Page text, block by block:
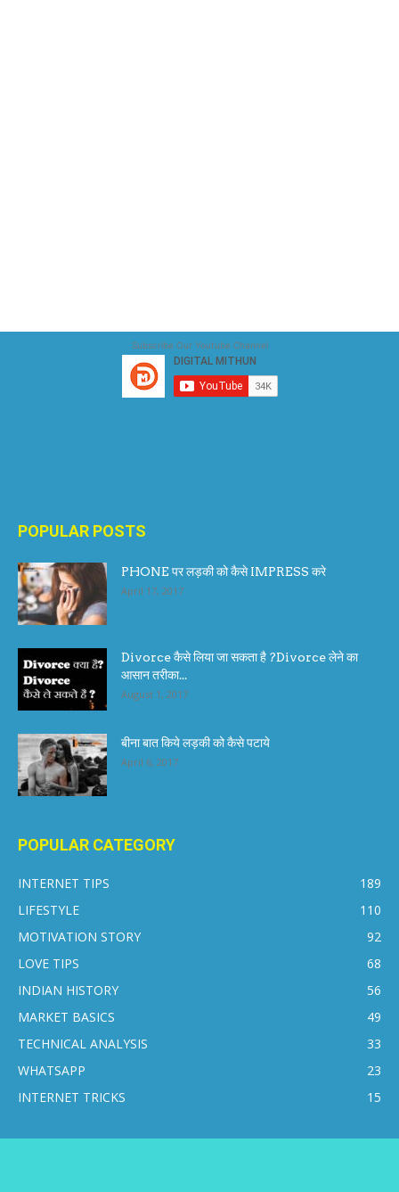
Subscribe Our Youtube Channel
POPULAR POSTS
PHONE पर लड़की को कैसे IMPRESS करे
April 17, 2017
Divorce कैसे लिया जा सकता है ?Divorce लेने का
आसान तरीका...
August 1, 2017
बीना बात किये लड़की को कैसे पटाये
April 6, 2017
POPULAR CATEGORY
INTERNET TIPS
189
LIFESTYLE
110
MOTIVATION STORY
92
LOVE TIPS
68
INDIAN HISTORY
56
MARKET BASICS
49
TECHNICAL ANALYSIS
33
WHATSAPP
23
INTERNET TRICKS
15